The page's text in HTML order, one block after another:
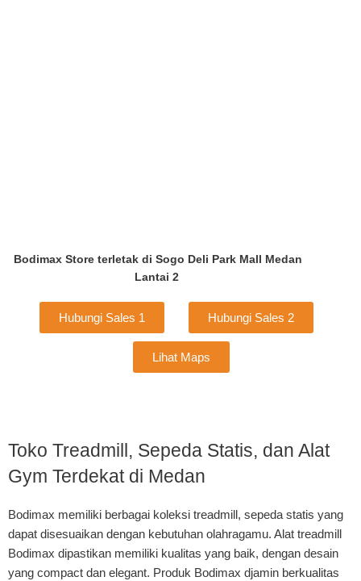
Bodimax Store terletak di Sogo Deli Park Mall Medan
Lantai 2
Hubungi Sales 1 Hubungi Sales 2
Lihat Maps
Toko Treadmill, Sepeda Statis, dan Alat
Gym Terdekat di Medan
Bodimax memiliki berbagai koleksi treadmill, sepeda statis yang
dapat disesuaikan dengan kebutuhan olahragamu. Alat treadmill
Bodimax dipastikan memiliki kualitas yang baik, dengan desain
yang compact dan elegant. Produk Bodimax djamin berkualitas